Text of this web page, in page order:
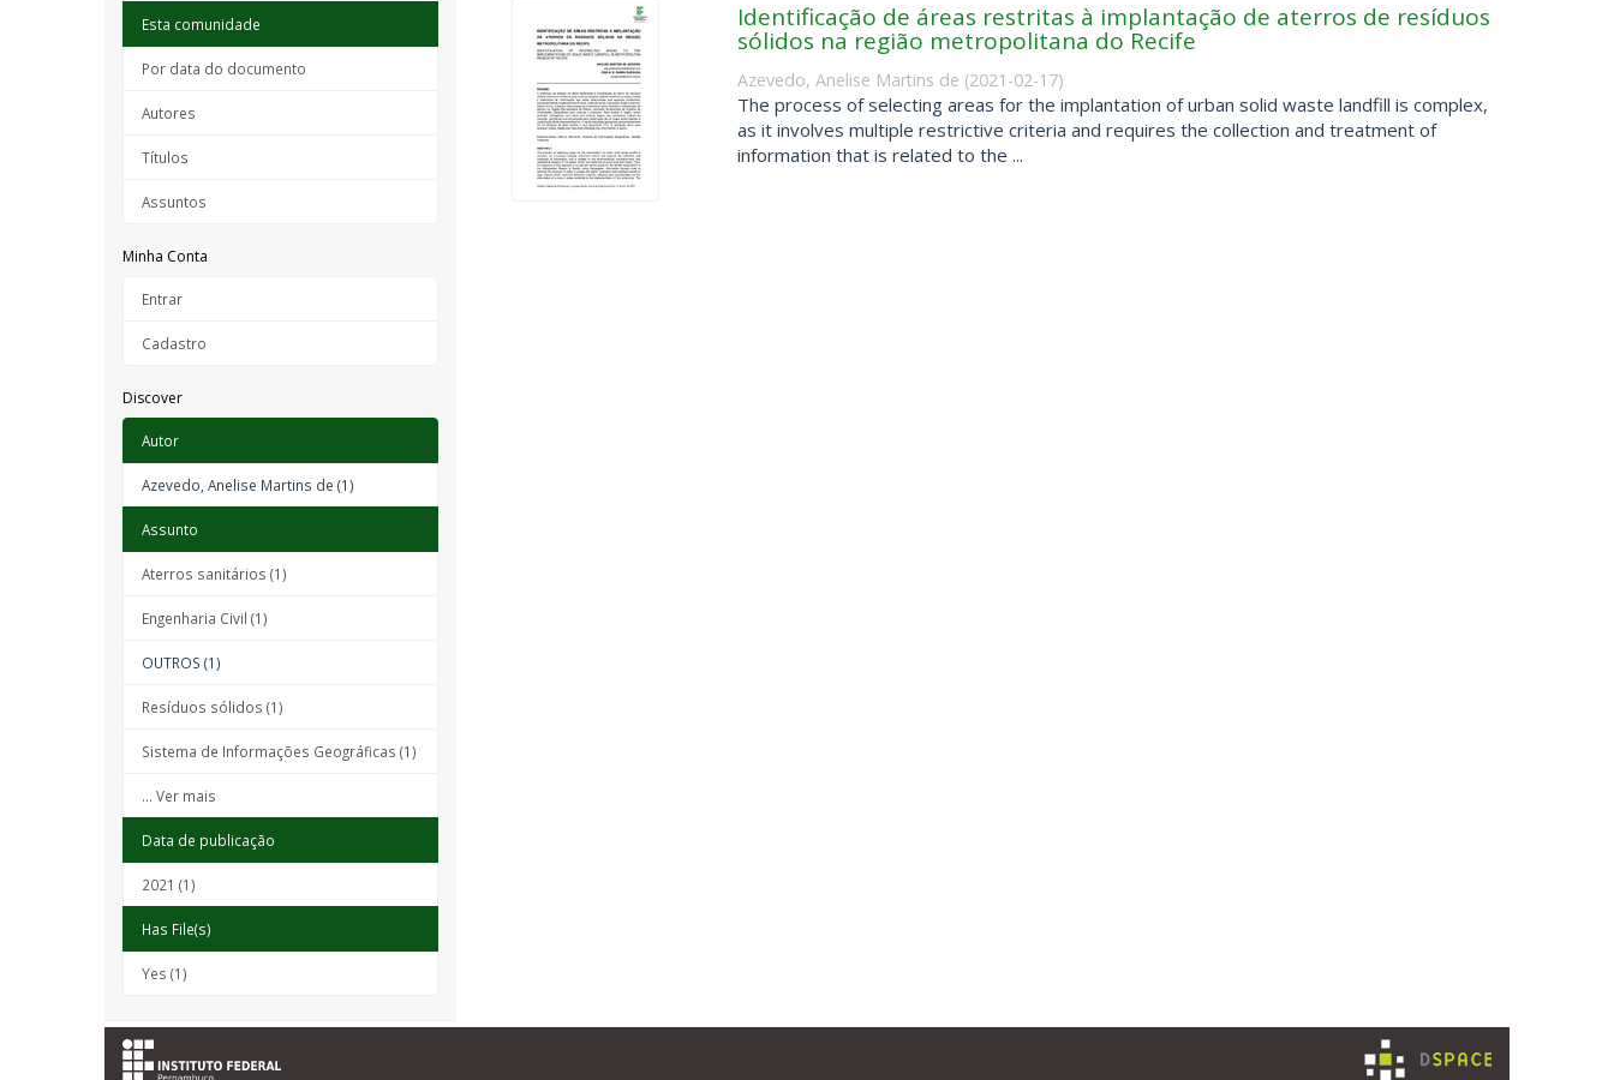
Esta comunidade
Por data do documento
Autores
Títulos
Assuntos
Minha Conta
Entrar
Cadastro
Discover
Autor
Azevedo, Anelise Martins de (1)
Assunto
Aterros sanitários (1)
Engenharia Civil (1)
OUTROS (1)
Resíduos sólidos (1)
Sistema de Informações Geográficas (1)
... Ver mais
Data de publicação
2021 (1)
Has File(s)
Yes (1)
Identificação de áreas restritas à implantação de aterros de resíduos
sólidos na região metropolitana do Recife
Azevedo, Anelise Martins de (2021-02-17)
The process of selecting areas for the implantation of urban solid waste landfill is complex,
as it involves multiple restrictive criteria and requires the collection and treatment of
information that is related to the ...